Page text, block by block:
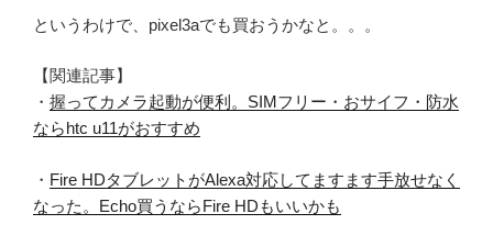
というわけで、pixel3aでも買おうかなと。。。
【関連記事】
・ 握ってカメラ起動が便利。SIMフリー・おサイフ・防水
ならhtc u11がおすすめ
・ Fire HDタブレットがAlexa対応してますます手放せなく
なった。Echo買うならFire HDもいいかも